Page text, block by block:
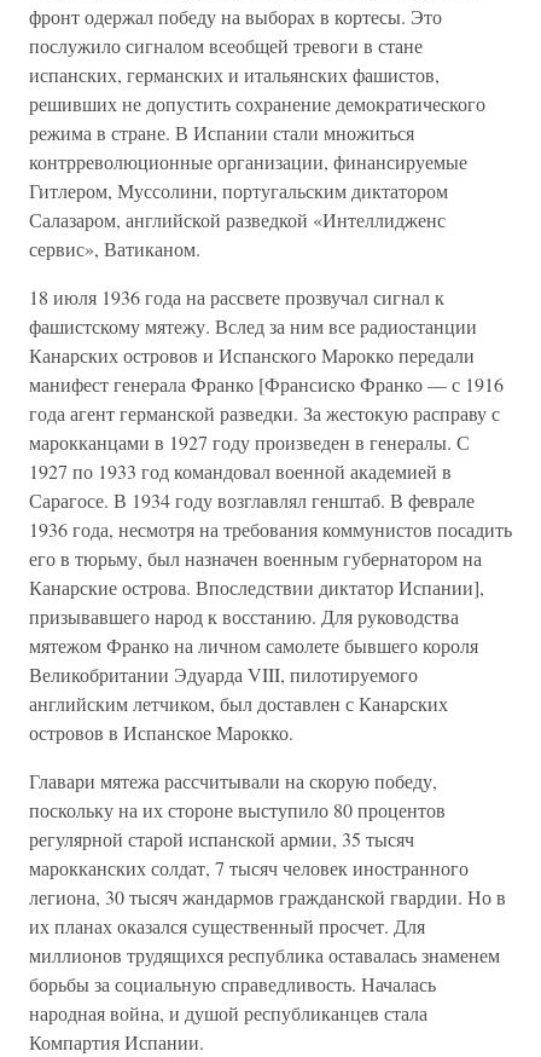
фронт одержал победу на выборах в кортесы. Это
послужило сигналом всеобщей тревоги в стане
испанских, германских и итальянских фашистов,
решивших не допустить сохранение демократического
режима в стране. В Испании стали множиться
контрреволюционные организации, финансируемые
Гитлером, Муссолини, португальским диктатором
Салазаром, английской разведкой «Интеллидженс
сервис», Ватиканом.
18 июля 1936 года на рассвете прозвучал сигнал к
фашистскому мятежу. Вслед за ним все радиостанции
Канарских островов и Испанского Марокко передали
манифест генерала Франко [Франсиско Франко — с 1916
года агент германской разведки. За жестокую расправу с
марокканцами в 1927 году произведен в генералы. С
1927 по 1933 год командовал военной академией в
Сарагосе. В 1934 году возглавлял генштаб. В феврале
1936 года, несмотря на требования коммунистов посадить
его в тюрьму, был назначен военным губернатором на
Канарские острова. Впоследствии диктатор Испании],
призывавшего народ к восстанию. Для руководства
мятежом Франко на личном самолете бывшего короля
Великобритании Эдуарда VIII, пилотируемого
английским летчиком, был доставлен с Канарских
островов в Испанское Марокко.
Главари мятежа рассчитывали на скорую победу,
поскольку на их стороне выступило 80 процентов
регулярной старой испанской армии, 35 тысяч
марокканских солдат, 7 тысяч человек иностранного
легиона, 30 тысяч жандармов гражданской гвардии. Но в
их планах оказался существенный просчет. Для
миллионов трудящихся республика оставалась знаменем
борьбы за социальную справедливость. Началась
народная война, и душой республиканцев стала
Компартия Испании.